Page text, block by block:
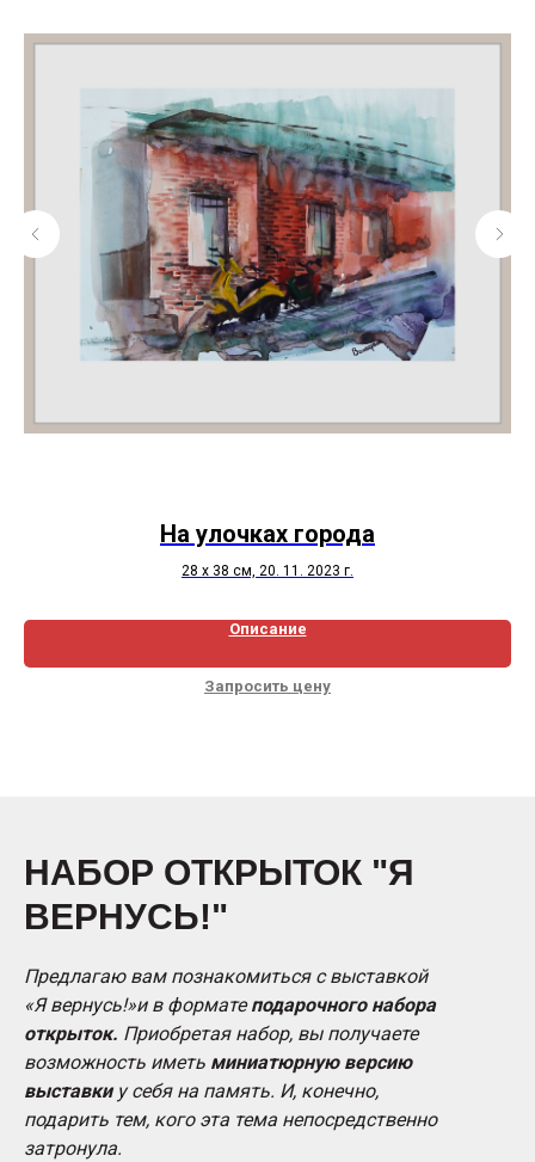
На улочках города
28 х 38 см, 20. 11. 2023 г.
Описание
Запросить цену
НАБОР ОТКРЫТОК "Я
ВЕРНУСЬ!"
Предлагаю вам познакомиться с выставкой
«Я вернусь!»и в форматеподарочного набора
открыток. Приобретая набор, вы получаете
возможность иметь миниатюрную версию
выставкиу себя на память. И, конечно,
подарить тем, кого эта тема непосредственно
затронула.